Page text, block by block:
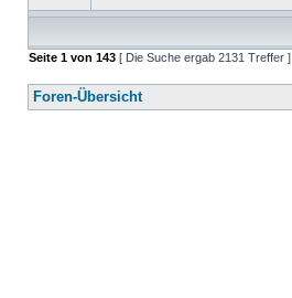
Seite 1 von 143 [ Die Suche ergab 2131 Treffer ]
Foren-Übersicht